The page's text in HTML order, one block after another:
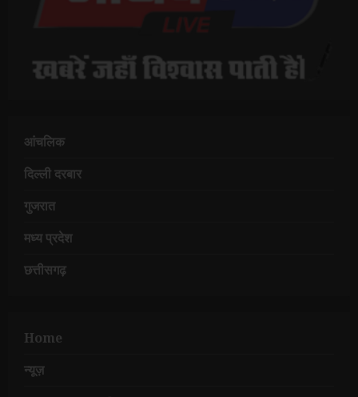
आंचलिक
दिल्ली दरबार
गुजरात
मध्य प्रदेश
छत्तीसगढ़
Home
न्यूज़